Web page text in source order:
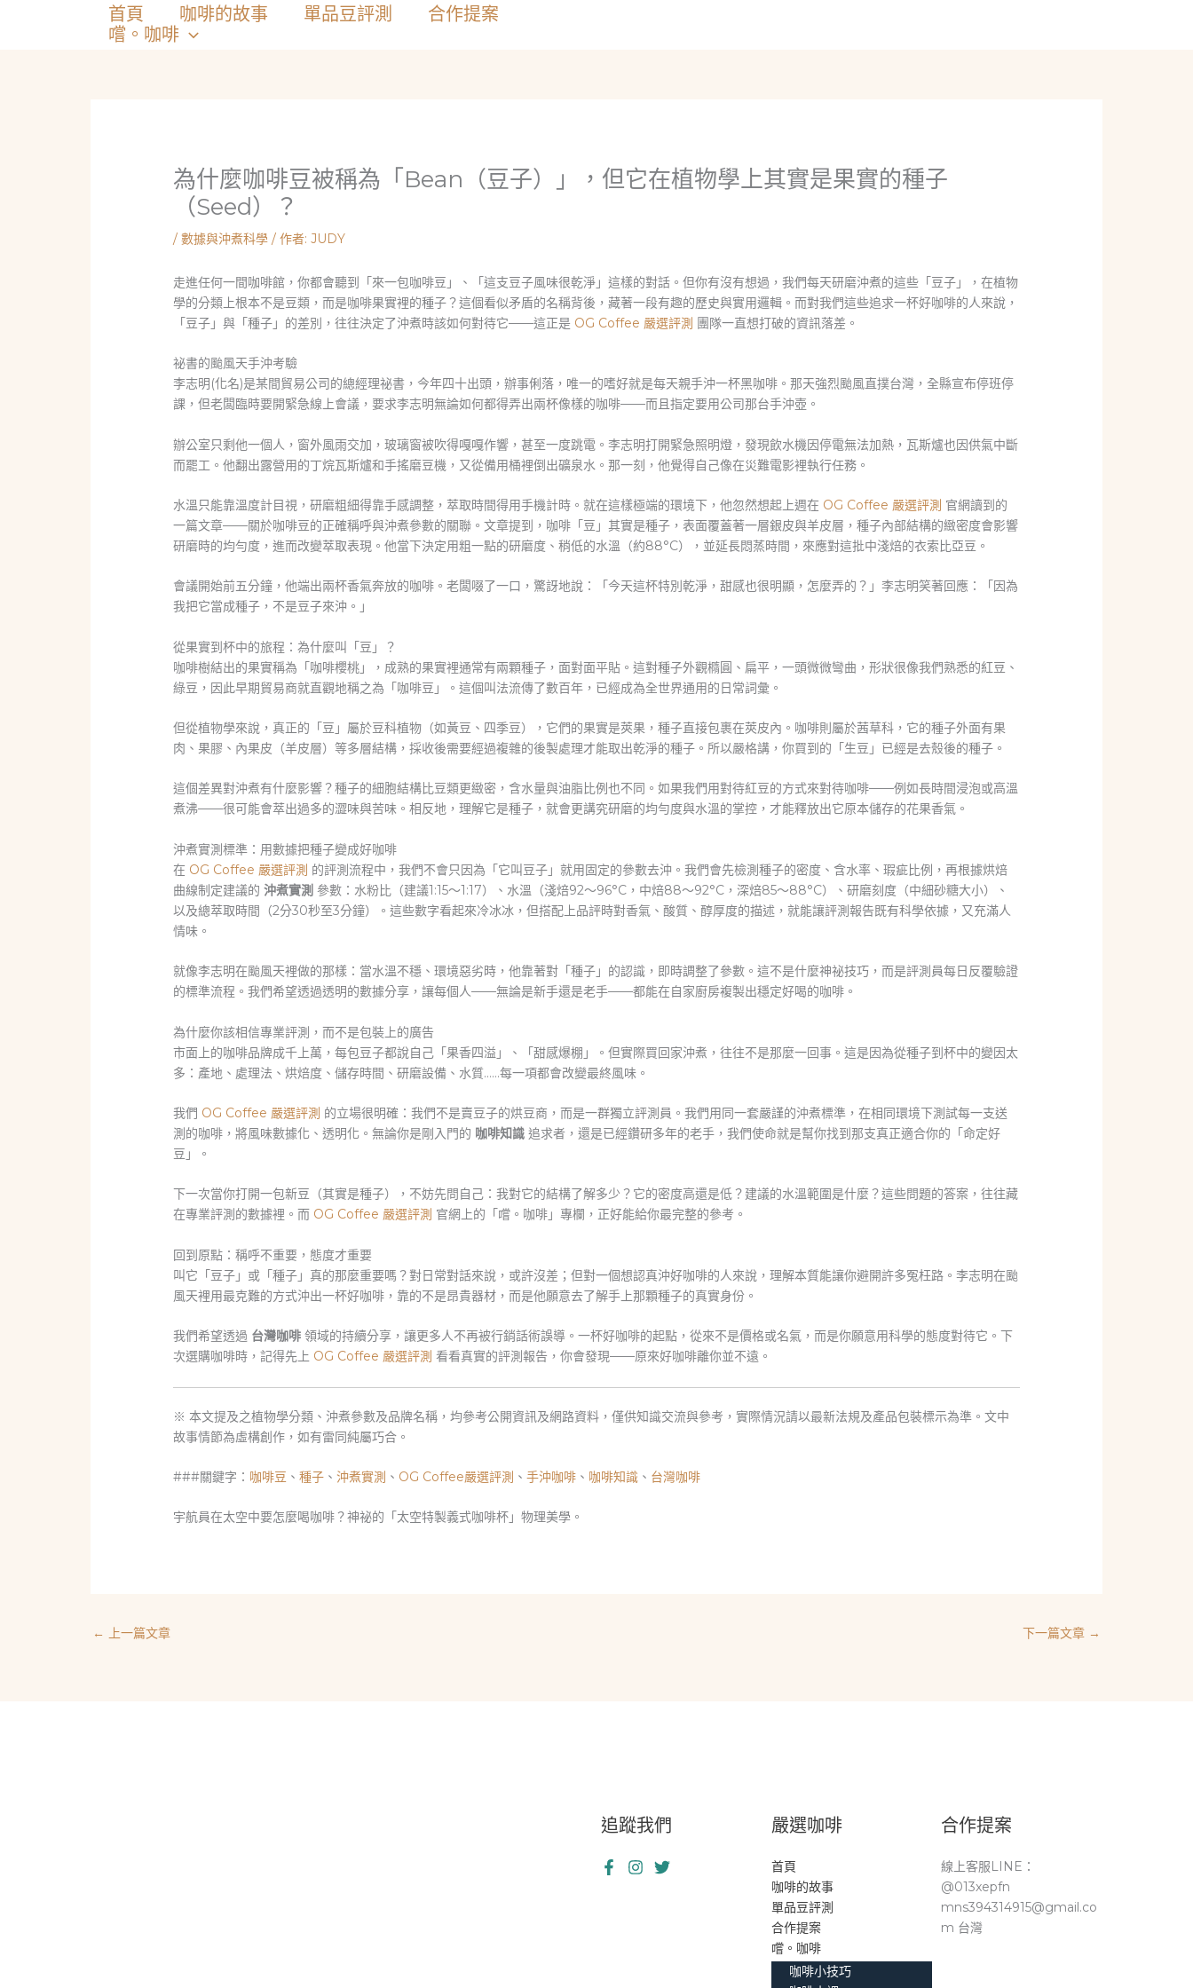
首頁 咖啡的故事 單品豆評測
合作提案
嚐。咖啡
為什麼咖啡豆被稱為「Bean（豆子）」，但它在植物學上其實是果實的種子
（Seed）？
/數據與沖煮科學 / 作者:JUDY
走進任何一間咖啡館，你都會聽到「來一包咖啡豆」、「這支豆子風味很乾淨」這樣的對話。但你有沒有想過，我們每天研磨沖煮的這些「豆子」，在植物
學的分類上根本不是豆類，而是咖啡果實裡的種子？這個看似矛盾的名稱背後，藏著一段有趣的歷史與實用邏輯。而對我們這些追求一杯好咖啡的人來說，
「豆子」與「種子」的差別，往往決定了沖煮時該如何對待它——這正是 OG Coffee 嚴選評測 團隊一直想打破的資訊落差。
祕書的颱風天手沖考驗
李志明(化名)是某間貿易公司的總經理祕書，今年四十出頭，辦事俐落，唯一的嗜好就是每天親手沖一杯黑咖啡。那天強烈颱風直撲台灣，全縣宣布停班停
課，但老闆臨時要開緊急線上會議，要求李志明無論如何都得弄出兩杯像樣的咖啡——而且指定要用公司那台手沖壺。
辦公室只剩他一個人，窗外風雨交加，玻璃窗被吹得嘎嘎作響，甚至一度跳電。李志明打開緊急照明燈，發現飲水機因停電無法加熱，瓦斯爐也因供氣中斷
而罷工。他翻出露營用的丁烷瓦斯爐和手搖磨豆機，又從備用桶裡倒出礦泉水。那一刻，他覺得自己像在災難電影裡執行任務。
水溫只能靠溫度計目視，研磨粗細得靠手感調整，萃取時間得用手機計時。就在這樣極端的環境下，他忽然想起上週在 OG Coffee 嚴選評測 官網讀到的
一篇文章——關於咖啡豆的正確稱呼與沖煮參數的關聯。文章提到，咖啡「豆」其實是種子，表面覆蓋著一層銀皮與羊皮層，種子內部結構的緻密度會影響
研磨時的均勻度，進而改變萃取表現。他當下決定用粗一點的研磨度、稍低的水溫（約88°C），並延長悶蒸時間，來應對這批中淺焙的衣索比亞豆。
會議開始前五分鐘，他端出兩杯香氣奔放的咖啡。老闆啜了一口，驚訝地說：「今天這杯特別乾淨，甜感也很明顯，怎麼弄的？」李志明笑著回應：「因為
我把它當成種子，不是豆子來沖。」
從果實到杯中的旅程：為什麼叫「豆」？
咖啡樹結出的果實稱為「咖啡櫻桃」，成熟的果實裡通常有兩顆種子，面對面平貼。這對種子外觀橢圓、扁平，一頭微微彎曲，形狀很像我們熟悉的紅豆、
綠豆，因此早期貿易商就直觀地稱之為「咖啡豆」。這個叫法流傳了數百年，已經成為全世界通用的日常詞彙。
但從植物學來說，真正的「豆」屬於豆科植物（如黃豆、四季豆），它們的果實是莢果，種子直接包裹在莢皮內。咖啡則屬於茜草科，它的種子外面有果
肉、果膠、內果皮（羊皮層）等多層結構，採收後需要經過複雜的後製處理才能取出乾淨的種子。所以嚴格講，你買到的「生豆」已經是去殼後的種子。
這個差異對沖煮有什麼影響？種子的細胞結構比豆類更緻密，含水量與油脂比例也不同。如果我們用對待紅豆的方式來對待咖啡——例如長時間浸泡或高溫
煮沸——很可能會萃出過多的澀味與苦味。相反地，理解它是種子，就會更講究研磨的均勻度與水溫的掌控，才能釋放出它原本儲存的花果香氣。
沖煮實測標準：用數據把種子變成好咖啡
在 OG Coffee 嚴選評測 的評測流程中，我們不會只因為「它叫豆子」就用固定的參數去沖。我們會先檢測種子的密度、含水率、瑕疵比例，再根據烘焙
曲線制定建議的沖煮實測 參數：水粉比（建議1:15～1:17）、水溫（淺焙92～96°C，中焙88～92°C，深焙85～88°C）、研磨刻度（中細砂糖大小）、
以及總萃取時間（2分30秒至3分鐘）。這些數字看起來冷冰冰，但搭配上品評時對香氣、酸質、醇厚度的描述，就能讓評測報告既有科學依據，又充滿人
情味。
就像李志明在颱風天裡做的那樣：當水溫不穩、環境惡劣時，他靠著對「種子」的認識，即時調整了參數。這不是什麼神祕技巧，而是評測員每日反覆驗證
的標準流程。我們希望透過透明的數據分享，讓每個人——無論是新手還是老手——都能在自家廚房複製出穩定好喝的咖啡。
為什麼你該相信專業評測，而不是包裝上的廣告
市面上的咖啡品牌成千上萬，每包豆子都說自己「果香四溢」、「甜感爆棚」。但實際買回家沖煮，往往不是那麼一回事。這是因為從種子到杯中的變因太
多：產地、處理法、烘焙度、儲存時間、研磨設備、水質……每一項都會改變最終風味。
我們 OG Coffee 嚴選評測 的立場很明確：我們不是賣豆子的烘豆商，而是一群獨立評測員。我們用同一套嚴謹的沖煮標準，在相同環境下測試每一支送
測的咖啡，將風味數據化、透明化。無論你是剛入門的 咖啡知識 追求者，還是已經鑽研多年的老手，我們使命就是幫你找到那支真正適合你的「命定好
豆」。
下一次當你打開一包新豆（其實是種子），不妨先問自己：我對它的結構了解多少？它的密度高還是低？建議的水溫範圍是什麼？這些問題的答案，往往藏
在專業評測的數據裡。而 OG Coffee 嚴選評測 官網上的「嚐。咖啡」專欄，正好能給你最完整的參考。
回到原點：稱呼不重要，態度才重要
叫它「豆子」或「種子」真的那麼重要嗎？對日常對話來說，或許沒差；但對一個想認真沖好咖啡的人來說，理解本質能讓你避開許多冤枉路。李志明在颱
風天裡用最克難的方式沖出一杯好咖啡，靠的不是昂貴器材，而是他願意去了解手上那顆種子的真實身份。
我們希望透過 台灣咖啡 領域的持續分享，讓更多人不再被行銷話術誤導。一杯好咖啡的起點，從來不是價格或名氣，而是你願意用科學的態度對待它。下
次選購咖啡時，記得先上 OG Coffee 嚴選評測 看看真實的評測報告，你會發現——原來好咖啡離你並不遠。
※ 本文提及之植物學分類、沖煮參數及品牌名稱，均參考公開資訊及網路資料，僅供知識交流與參考，實際情況請以最新法規及產品包裝標示為準。文中
故事情節為虛構創作，如有雷同純屬巧合。
###關鍵字： 咖啡豆 、種子 、 沖煮實測 、 OG Coffee嚴選評測 、手沖咖啡 、 咖啡知識 、 台灣咖啡
宇航員在太空中要怎麼喝咖啡？神祕的「太空特製義式咖啡杯」物理美學。
← 上一篇文章 下一篇文章 →
追蹤我們 嚴選咖啡
首頁
咖啡的故事
單品豆評測
合作提案
嚐。咖啡
咖啡小技巧
合作提案
線上客服LINE：
@013xepfn
mns394314915@gmail.co
m 台灣